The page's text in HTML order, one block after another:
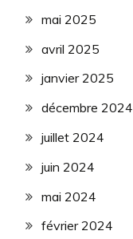
mai 2025
avril 2025
janvier 2025
décembre 2024
juillet 2024
juin 2024
mai 2024
février 2024